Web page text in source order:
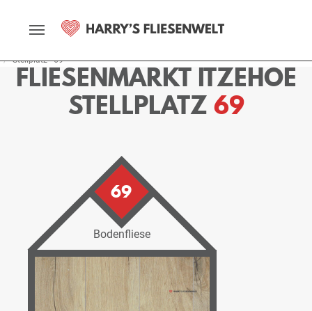
Stellplatz - 69
FLIESENMARKT ITZEHOE
STELLPLATZ 69
69
Bodenfliese